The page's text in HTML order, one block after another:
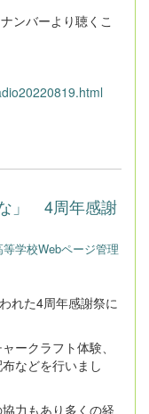
ンバーより聴くこ
」 4周年感謝
学校Webページ管理
れた4周年感謝祭に
ークラフト体験、
などを行いまし
力もあり多くの経